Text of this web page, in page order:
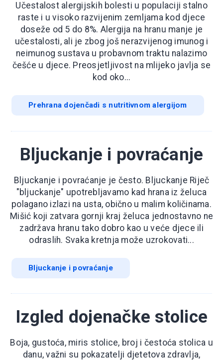
Učestalost alergijskih bolesti u populaciji stalno
raste i u visoko razvijenim zemljama kod djece
doseže od 5 do 8%. Alergija na hranu manje je
učestalosti, ali je zbog još nerazvijenog imunog i
neimunog sustava u probavnom traktu nalazimo
češće u djece. Preosjetljivost na mlijeko javlja se
kod oko...
Prehrana dojenčadi s nutritivnom alergijom
Bljuckanje i povraćanje
Bljuckanje i povraćanje je često. Bljuckanje Riječ
"bljuckanje" upotrebljavamo kad hrana iz želuca
polagano izlazi na usta, obično u malim količinama.
Mišić koji zatvara gornji kraj želuca jednostavno ne
zadržava hranu tako dobro kao u veće djece ili
odraslih. Svaka kretnja može uzrokovati...
Bljuckanje i povraćanje
Izgled dojenačke stolice
Boja, gustoća, miris stolice, broj i čestoća stolica u
danu, važni su pokazatelji djetetova zdravlja,